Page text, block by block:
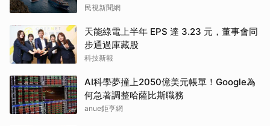
民視新聞網
天能綠電上半年 EPS 達 3.23 元，董事會同
步通過庫藏股
科技新報
AI科學夢撞上2050億美元帳單！Google為
何急著調整哈薩比斯職務
anue鉅亨網